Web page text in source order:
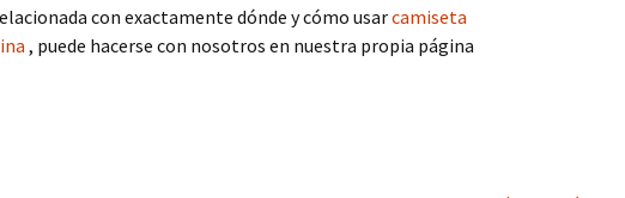
con exactamente dónde y cómo usarcamiseta
, puede hacerse con nosotros en nuestra propia página